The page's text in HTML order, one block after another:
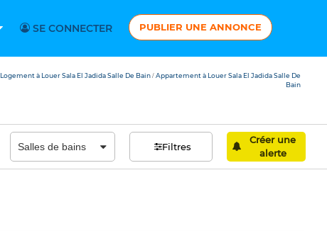
SE CONNECTER PUBLIER UNE ANNONCE
Logement à Louer Sala El Jadida Salle De Bain / Appartement à Louer Sala El Jadida Salle De
Bain
Filtres
Créer une
alerte